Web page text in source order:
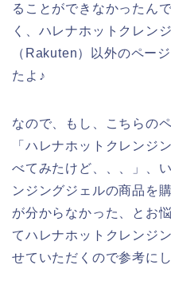
ることができなかったん
く、ハレナホットクレン
（Rakuten）以外のペー
たよ♪
なので、もし、こちらの
「ハレナホットクレンジ
べてみたけど、、、」、
ンジングジェルの商品を
が分からなかった、とお
てハレナホットクレンジ
せていただくので参考に